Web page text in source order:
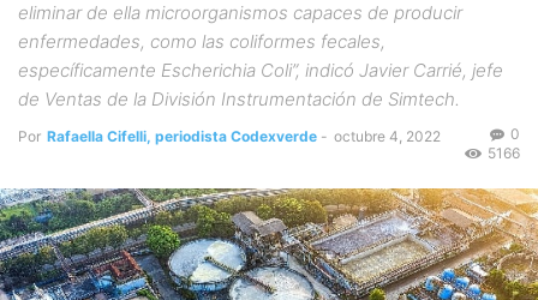
eliminar de ella microorganismos capaces de producir
enfermedades, como las coliformes fecales,
específicamente Escherichia Coli”, indicó Javier Carrié, jefe
de Ventas de la División Instrumentación de Simtech.
Por Rafaella Cifelli, periodista Codexverde - octubre 4, 2022
0
5166